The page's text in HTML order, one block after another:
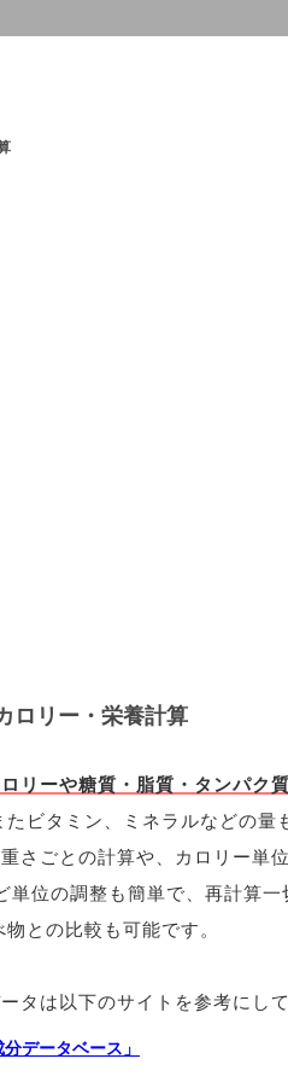
ロリー・栄養計算
リーや糖質・脂質・タンパク
ビタミン、ミネラルなどの量
さごとの計算や、カロリー単
単位の調整も簡単で、再計算
との比較も可能です。
タは以下のサイトを参考にして
データベース」